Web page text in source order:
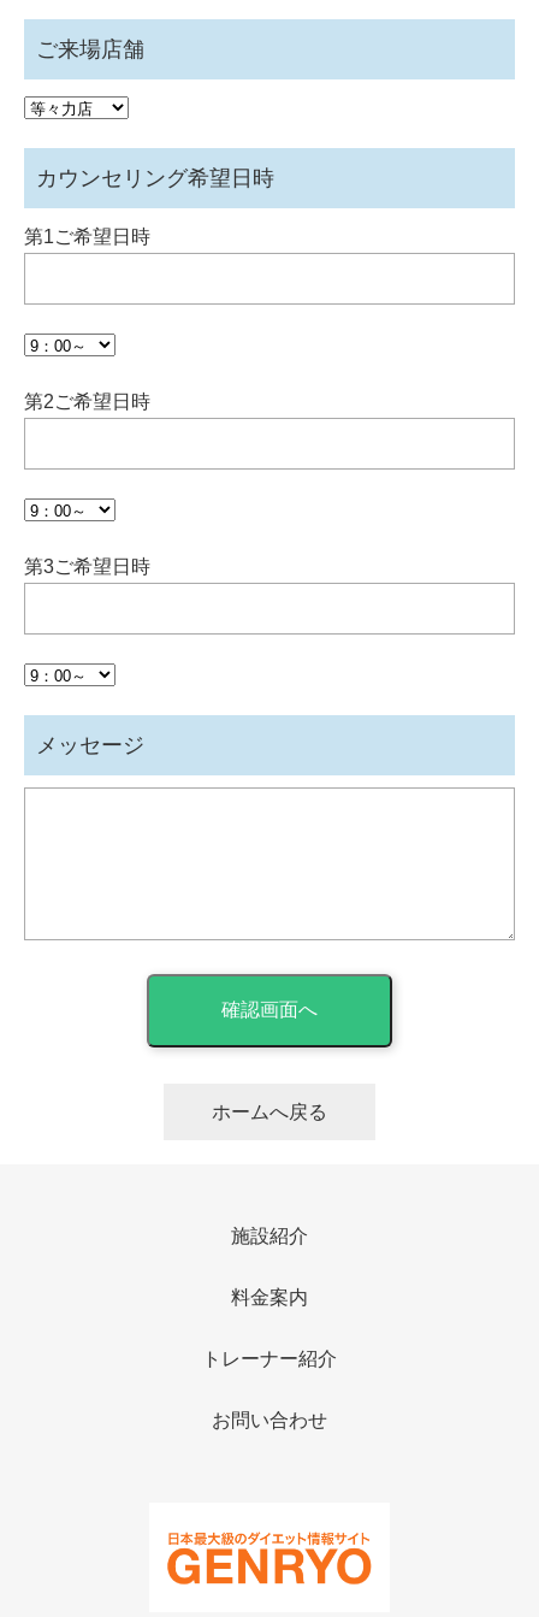
ご来場店舗
カウンセリング希望日時
第1ご希望日時
第2ご希望日時
第3ご希望日時
メッセージ
ホームへ戻る
施設紹介
料金案内
トレーナー紹介
お問い合わせ